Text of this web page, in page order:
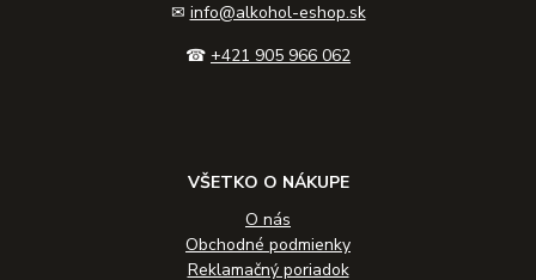
✉ info@alkohol-eshop.sk
☎ +421 905 966 062
VŠETKO O NÁKUPE
O nás
Obchodné podmienky
Reklamačný poriadok